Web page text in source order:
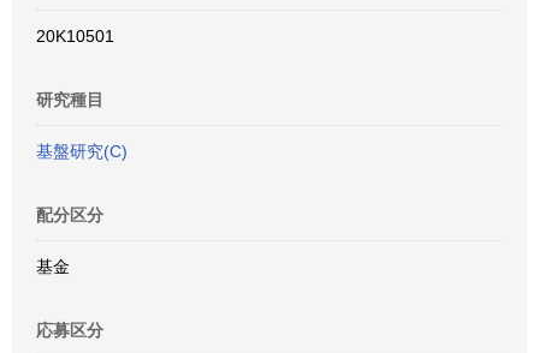
20K10501
研究種目
基盤研究(C)
配分区分
基金
応募区分